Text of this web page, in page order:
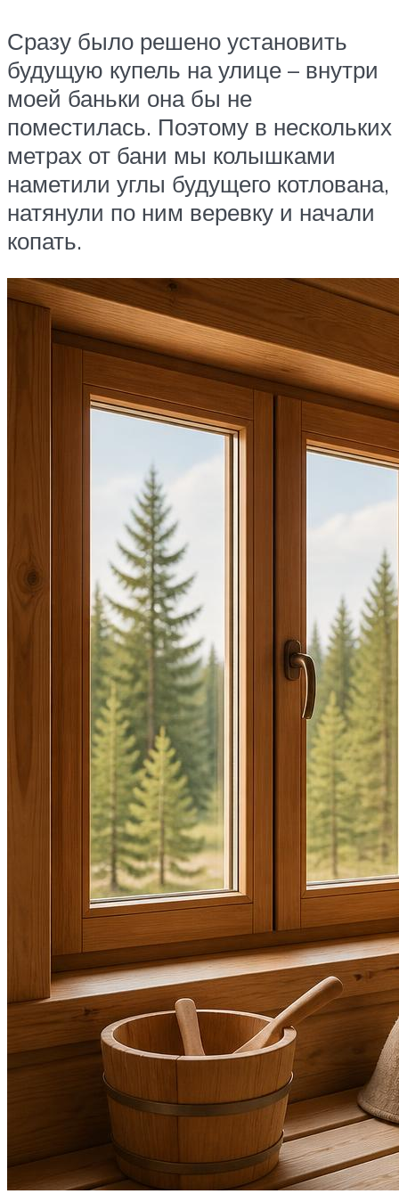
Сразу было решено установить
будущую купель на улице – внутри
моей баньки она бы не
поместилась. Поэтому в нескольких
метрах от бани мы колышками
наметили углы будущего котлована,
натянули по ним веревку и начали
копать.